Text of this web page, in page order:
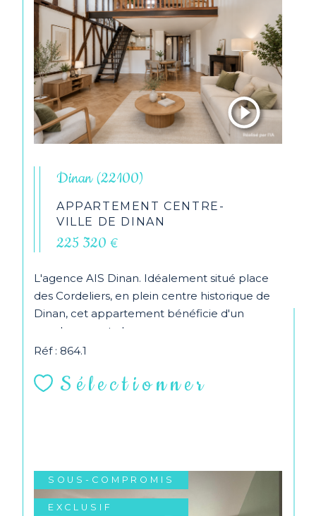
Dinan (22100)
APPARTEMENT CENTRE-
VILLE DE DINAN
225 320 €
L'agence AIS Dinan. Idéalement situé place
des Cordeliers, en plein centre historique de
Dinan, cet appartement bénéficie d'un
emplacement... Les...
Réf : 864.1
Sélectionner
SOUS-COMPROMIS
EXCLUSIF